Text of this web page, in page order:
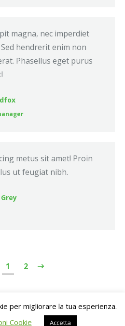
magna, nec imperdiet
hendrerit enim non
Phasellus eget purus
metus sit amet! Proin
ut feugiat nibh.
1 2
premium WordPress themes
per migliorare la tua esperienza.
Cookie
Accetta